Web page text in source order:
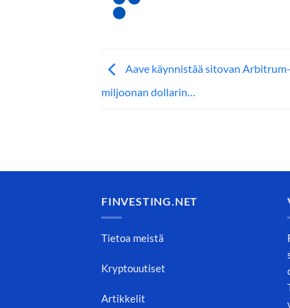
Aave käynnistää sitovan
miljoonan dollarin…
FINVESTING.NET
Tietoa meistä
Kryptouutiset
Artikkelit